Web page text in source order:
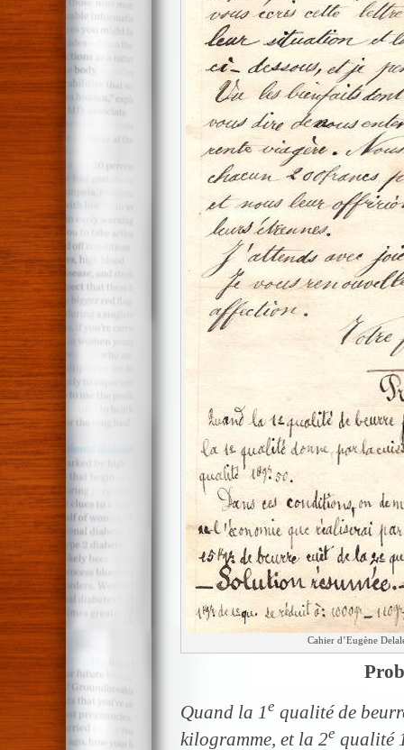
Cahier d’Eugène
Quand la 1e qualité de
kilogramme, et la 2e qualité